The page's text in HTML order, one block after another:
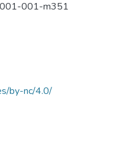
001-m351
by-nc/4.0/